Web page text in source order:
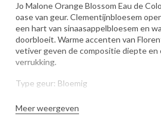
- EDC
8 ml
aantal
Jo Malone Orange Blossom Eau de
oase van geur. Clementijnbloesem
een hart van sinaasappelbloesem en
doorbloeit. Warme accenten van
vetiver geven de compositie diepte en
verrukking.
Type geur: Bloemig
Topnoot: Clementine, Bloemen
Meer weergeven